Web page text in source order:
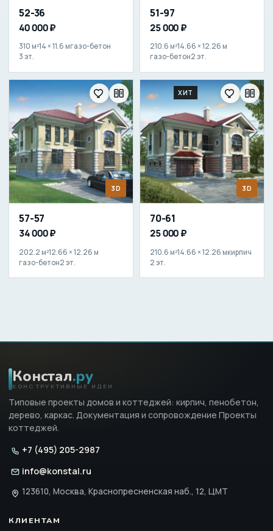
52-36
40 000 ₽
310 м²14 × 11.6 мгазо-бетон
3 эт.
51-97
25 000 ₽
210.6 м²14.66 × 12.26 м
газо-бетон2 эт.
3D
57-57
34 000 ₽
202.2 м²12.66 × 12.26 м
газо-бетон2 эт.
3D
ХИТ
70-61
25 000 ₽
210.6 м²14.66 × 12.26 мкирпич
2 эт.
Констал.ру
КОНСТРУКТИВНЫЕ ИДЕИ
Типовые проекты домов и коттеджей: кирпич, пенобетон,
дерево, каркас. Документация и сопровождение Проекты
коттеджей.
+7 (495) 205-2987
info@konstal.ru
123610, Москва, Краснопресненская наб., 12, ЦМТ
КЛИЕНТАМ